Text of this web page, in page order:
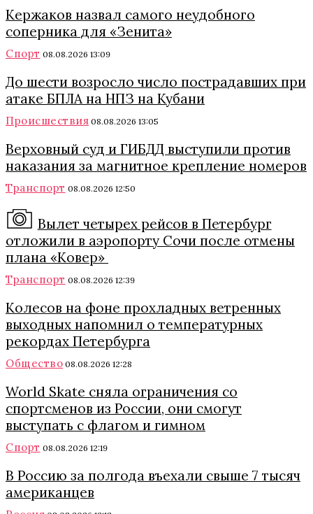
Кержаков назвал самого неудобного
соперника для «Зенита»
Спорт 08.08.2026 13:09
До шести возросло число пострадавших при
атаке БПЛА на НПЗ на Кубани
Происшествия 08.08.2026 13:05
Верховный суд и ГИБДД выступили против
наказания за магнитное крепление номеров
Транспорт 08.08.2026 12:50
Вылет четырех рейсов в Петербург
отложили в аэропорту Сочи после отмены
плана «Ковер»
Транспорт 08.08.2026 12:39
Колесов на фоне прохладных ветренных
выходных напомнил о температурных
рекордах Петербурга
Общество 08.08.2026 12:28
World Skate сняла ограничения со
спортсменов из России, они смогут
выступать с флагом и гимном
Спорт 08.08.2026 12:19
В Россию за полгода въехали свыше 7 тысяч
американцев